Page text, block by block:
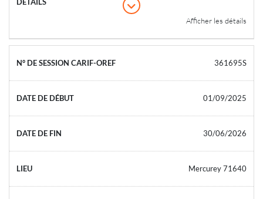
Afficher les détails
361695S
01/09/2025
30/06/2026
Mercurey 71640